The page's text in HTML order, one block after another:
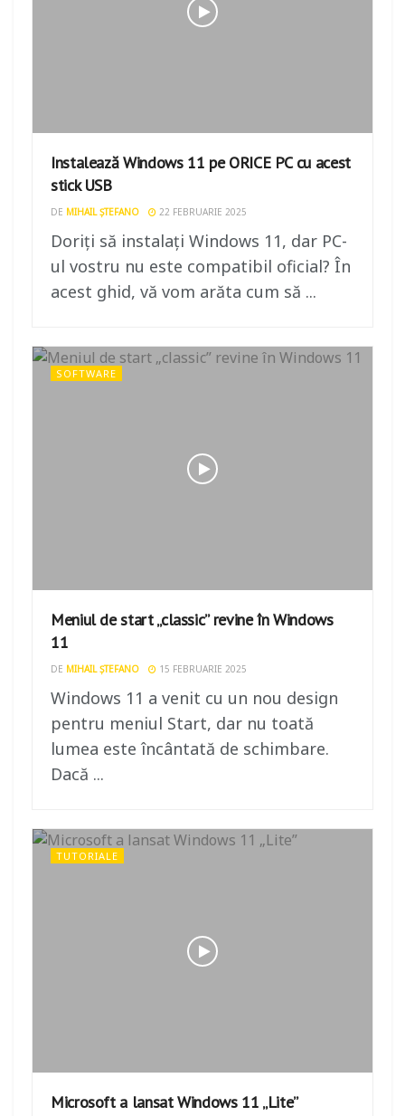
Instalează Windows 11 pe ORICE PC cu acest
stick USB
DE MIHAIL ȘTEFANO 22 FEBRUARIE 2025
Doriți să instalați Windows 11, dar PC-
ul vostru nu este compatibil oficial? În
acest ghid, vă vom arăta cum să ...
SOFTWARE
Meniul de start „classic” revine în Windows
11
DE MIHAIL ȘTEFANO 15 FEBRUARIE 2025
Windows 11 a venit cu un nou design
pentru meniul Start, dar nu toată
lumea este încântată de schimbare.
Dacă ...
TUTORIALE
Microsoft a lansat Windows 11 „Lite”